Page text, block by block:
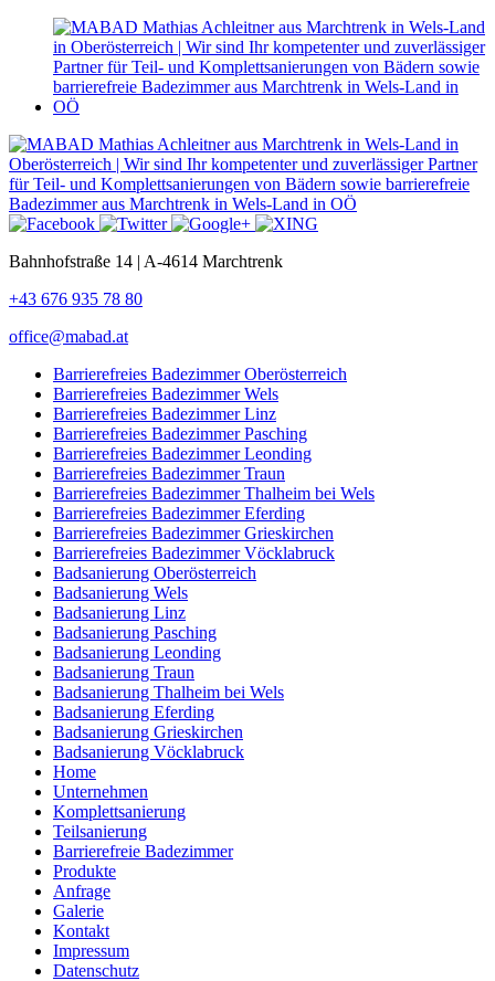
Bahnhofstraße 14 | A-4614 Marchtrenk
+43 676 935 78 80
office@mabad.at
Barrierefreies Badezimmer Oberösterreich
Barrierefreies Badezimmer Wels
Barrierefreies Badezimmer Linz
Barrierefreies Badezimmer Pasching
Barrierefreies Badezimmer Leonding
Barrierefreies Badezimmer Traun
Barrierefreies Badezimmer Thalheim bei Wels
Barrierefreies Badezimmer Eferding
Barrierefreies Badezimmer Grieskirchen
Barrierefreies Badezimmer Vöcklabruck
Badsanierung Oberösterreich
Badsanierung Wels
Badsanierung Linz
Badsanierung Pasching
Badsanierung Leonding
Badsanierung Traun
Badsanierung Thalheim bei Wels
Badsanierung Eferding
Badsanierung Grieskirchen
Badsanierung Vöcklabruck
Home
Unternehmen
Komplettsanierung
Teilsanierung
Barrierefreie Badezimmer
Produkte
Anfrage
Galerie
Kontakt
Impressum
Datenschutz